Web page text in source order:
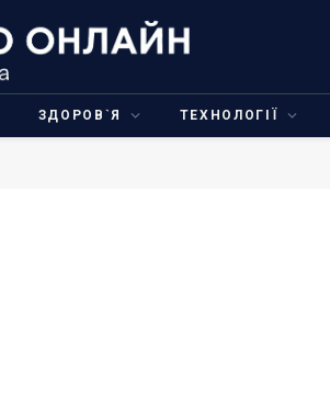
ЗДОРОВ`Я ТЕХНОЛОГІЇ